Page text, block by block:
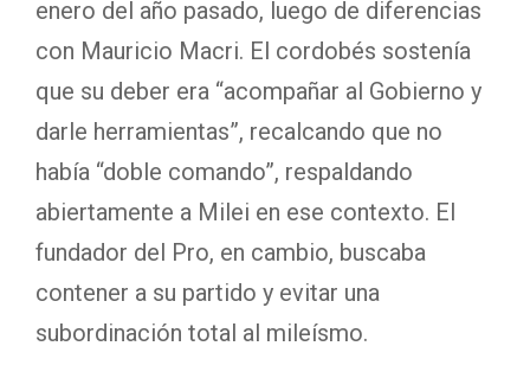
enero del año pasado, luego de diferencias
con Mauricio Macri. El cordobés sostenía
que su deber era “acompañar al Gobierno y
darle herramientas”, recalcando que no
había “doble comando”, respaldando
abiertamente a Milei en ese contexto. El
fundador del Pro, en cambio, buscaba
contener a su partido y evitar una
subordinación total al mileísmo.